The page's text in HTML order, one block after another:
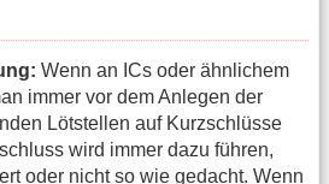
Wenn an ICs oder ähnlichem
immer vor dem Anlegen der
Lötstellen auf Kurzschlüsse
wird immer dazu führen,
oder nicht so wie gedacht. Wenn